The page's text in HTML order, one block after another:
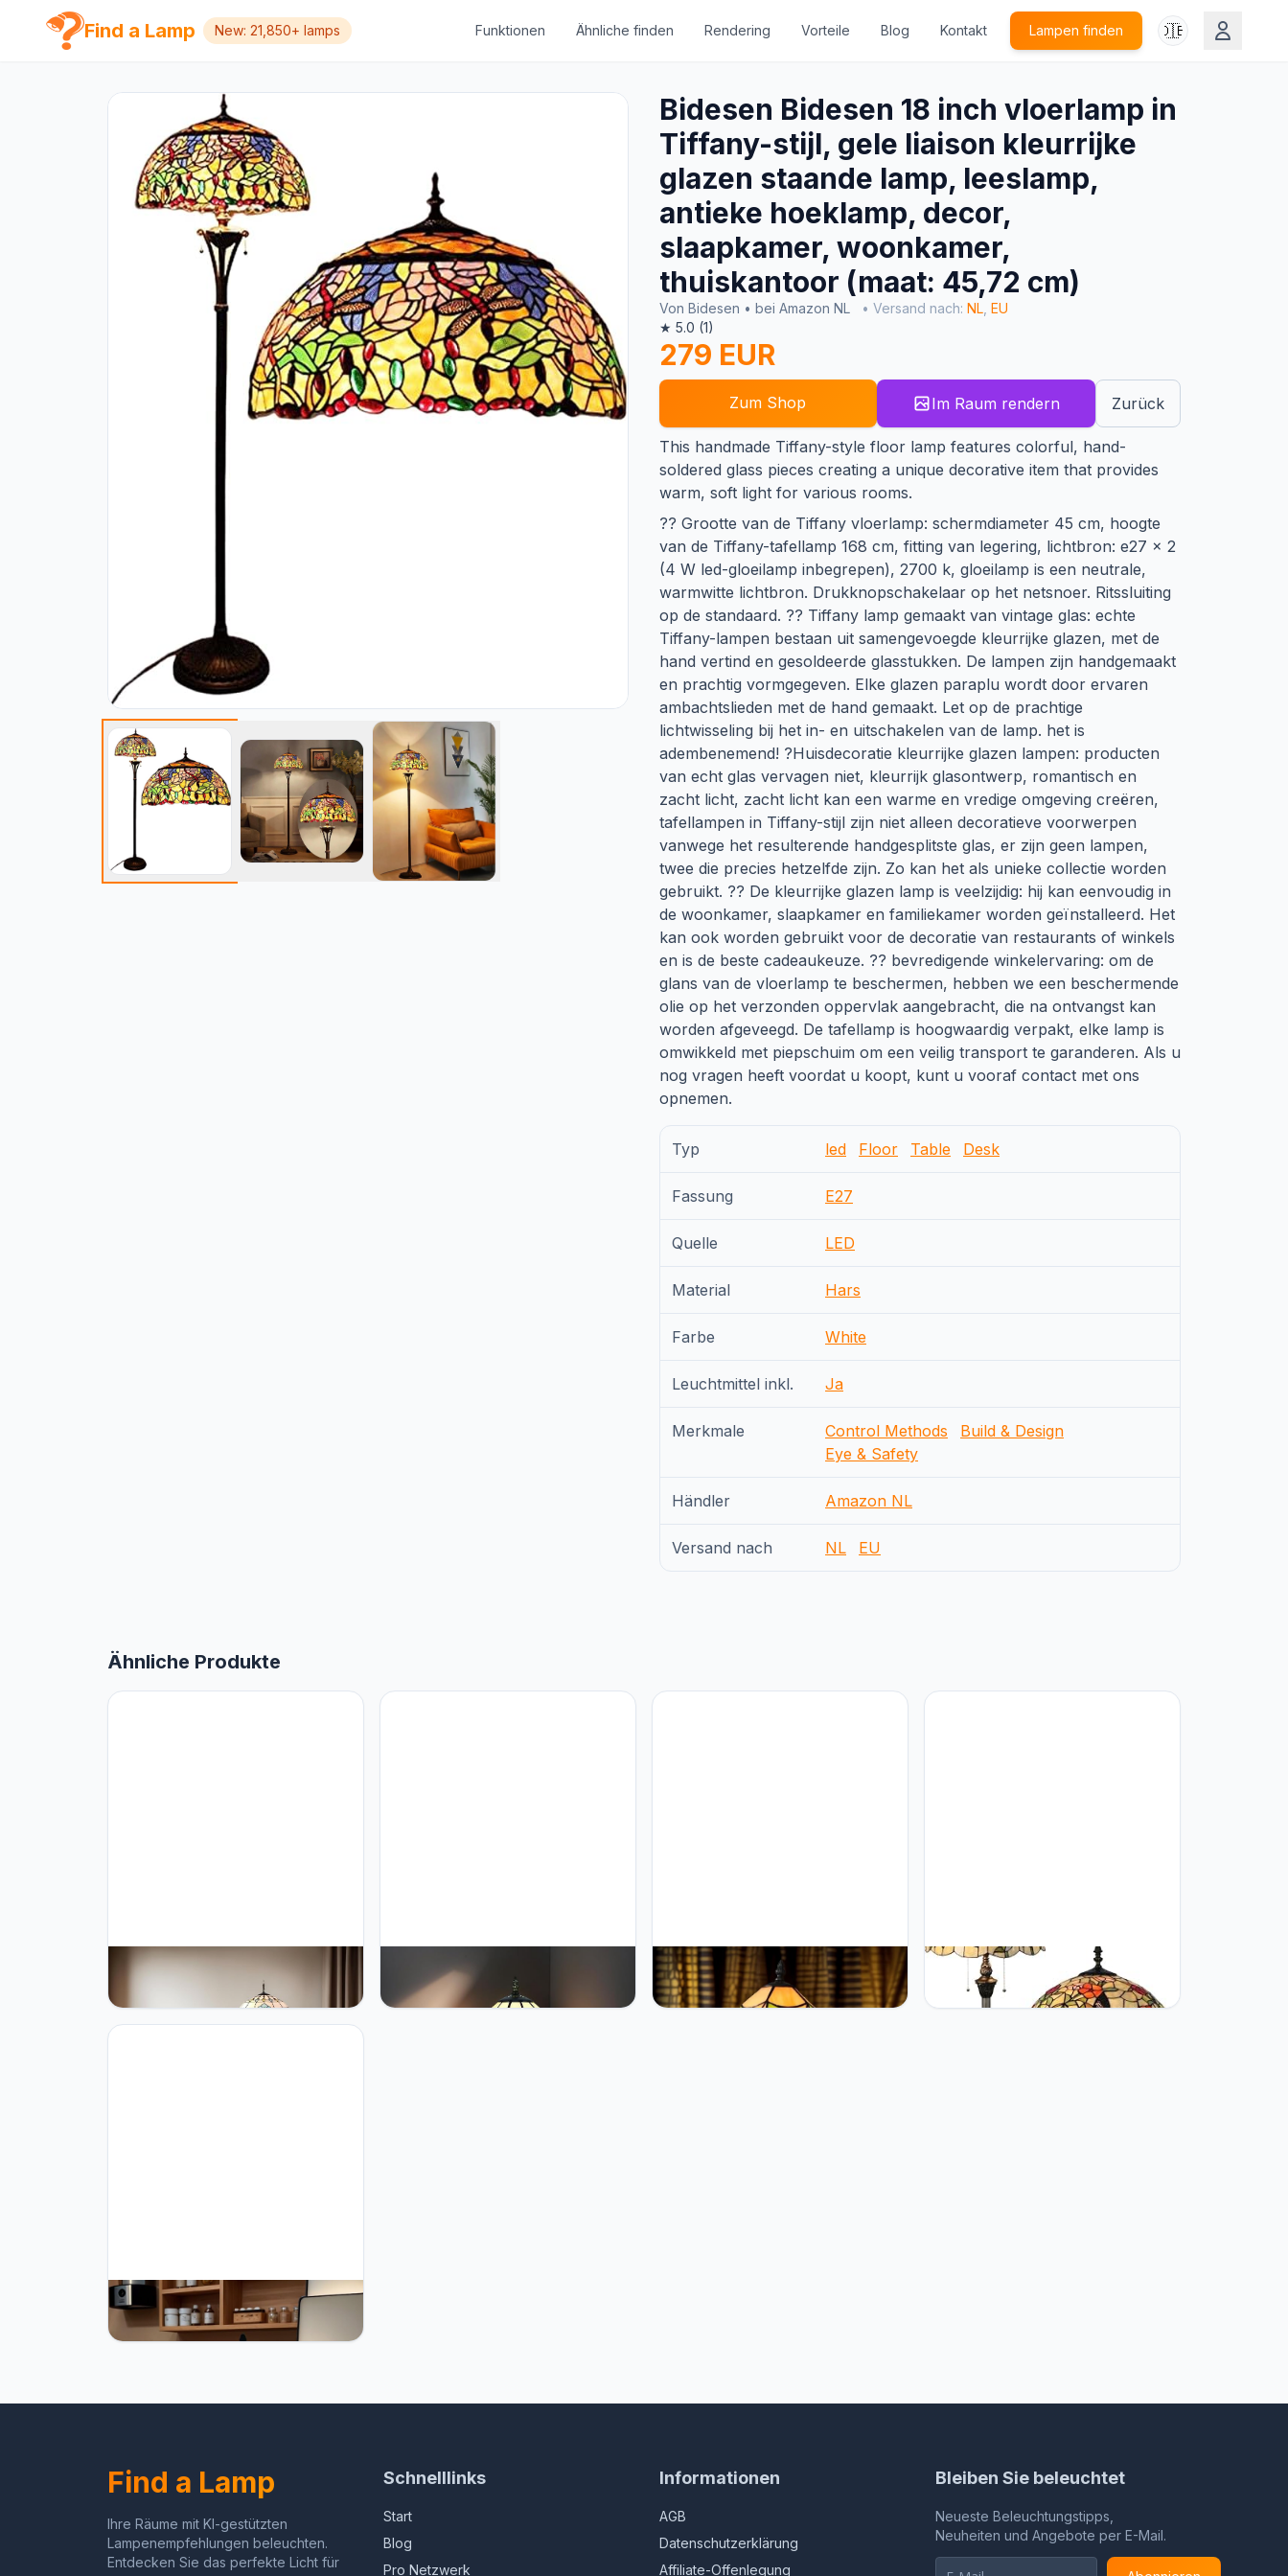
Find a Lamp New: 21,850+ lamps Funktionen Ähnliche finden Rendering Vorteile Blog Kontakt Lampen finden 🇩🇪
Bidesen Bidesen 18 inch vloerlamp in
Tiffany-stijl, gele liaison kleurrijke
glazen staande lamp, leeslamp,
antieke hoeklamp, decor,
slaapkamer, woonkamer,
thuiskantoor (maat: 45,72 cm)
Von Bidesen • bei Amazon NL • Versand nach: NL EU
★ 5.0 (1)
279 EUR
Zum Shop Im Raum rendern Zurück
This handmade Tiffany-style floor lamp features colorful, hand-
soldered glass pieces creating a unique decorative item that provides
warm, soft light for various rooms.
?? Grootte van de Tiffany vloerlamp: schermdiameter 45 cm, hoogte
van de Tiffany-tafellamp 168 cm, fitting van legering, lichtbron: e27 x 2
(4 W led-gloeilamp inbegrepen), 2700 k, gloeilamp is een neutrale,
warmwitte lichtbron. Drukknopschakelaar op het netsnoer. Ritssluiting
op de standaard. ?? Tiffany lamp gemaakt van vintage glas: echte
Tiffany-lampen bestaan uit samengevoegde kleurrijke glazen, met de
hand vertind en gesoldeerde glasstukken. De lampen zijn handgemaakt
en prachtig vormgegeven. Elke glazen paraplu wordt door ervaren
ambachtslieden met de hand gemaakt. Let op de prachtige
lichtwisseling bij het in- en uitschakelen van de lamp. het is
adembenemend! ?Huisdecoratie kleurrijke glazen lampen: producten
van echt glas vervagen niet, kleurrijk glasontwerp, romantisch en
zacht licht, zacht licht kan een warme en vredige omgeving creëren,
tafellampen in Tiffany-stijl zijn niet alleen decoratieve voorwerpen
vanwege het resulterende handgesplitste glas, er zijn geen lampen,
twee die precies hetzelfde zijn. Zo kan het als unieke collectie worden
gebruikt. ?? De kleurrijke glazen lamp is veelzijdig: hij kan eenvoudig in
de woonkamer, slaapkamer en familiekamer worden geïnstalleerd. Het
kan ook worden gebruikt voor de decoratie van restaurants of winkels
en is de beste cadeaukeuze. ?? bevredigende winkelervaring: om de
glans van de vloerlamp te beschermen, hebben we een beschermende
olie op het verzonden oppervlak aangebracht, die na ontvangst kan
worden afgeveegd. De tafellamp is hoogwaardig verpakt, elke lamp is
omwikkeld met piepschuim om een veilig transport te garanderen. Als u
nog vragen heeft voordat u koopt, kunt u vooraf contact met ons
opnemen.
Typ led Floor Table Desk
Fassung E27
Quelle LED
Material Hars
Farbe White
Leuchtmittel inkl. Ja
Merkmale Control Methods
Build & Design
Eye & Safety
Händler Amazon NL
Versand nach NL EU
Ähnliche Produkte
Bidesen Tiffany Yellow Liaison Floor
Lamp - 40.6cm Antique Corner
Reading Lamp - Decoration
Bedroom Living Room Home Office
Bidesen 8" Tiffany Style Table
Lamp, Vintage Handmade Stained
Glass Shade Lighting, Bedroom
Bidesen 8" Handmade Tiffany-Style
Table Lamp – Stained Glass Shade
with Rustproof Base, Warm Bulb
Bidesen 16 Inches Tiffany Floor
Lamp Butterfly Stained Glass Vertical
Reading Lamp 16X16X64 Inch
Bidesen 8" Tiffany Style Table
Lamp, Vintage Handmade Stained
Glass Shade Desk Lamp, Bedroom
Find a Lamp
Ihre Räume mit KI-gestützten
Lampenempfehlungen beleuchten.
Entdecken Sie das perfekte Licht für
Schnelllinks
Start
Blog
Pro Netzwerk
Informationen
AGB
Datenschutzerklärung
Affiliate-Offenlegung
Bleiben Sie beleuchtet
Neueste Beleuchtungstipps,
Neuheiten und Angebote per E-Mail.